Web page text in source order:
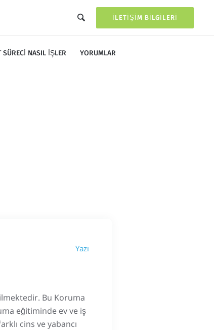
İLETIŞIM BILGILERI
SÜRECI NASIL İŞLER YORUMLAR
Yazı
Bu Koruma
eğitiminde ev ve iş
cins ve yabancı